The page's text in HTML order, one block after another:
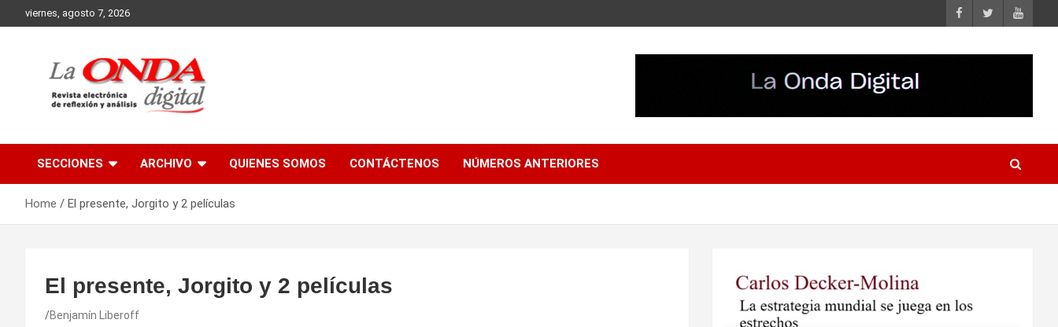
to
viernes, agosto 7, 2026
SECCIONES ARCHIVO QUIENES SOMOS CONTÁCTENOS NÚMEROS ANTERIORES
Home El presente, Jorgito y 2 películas
El presente, Jorgito y 2 películas
Benjamín Liberoff